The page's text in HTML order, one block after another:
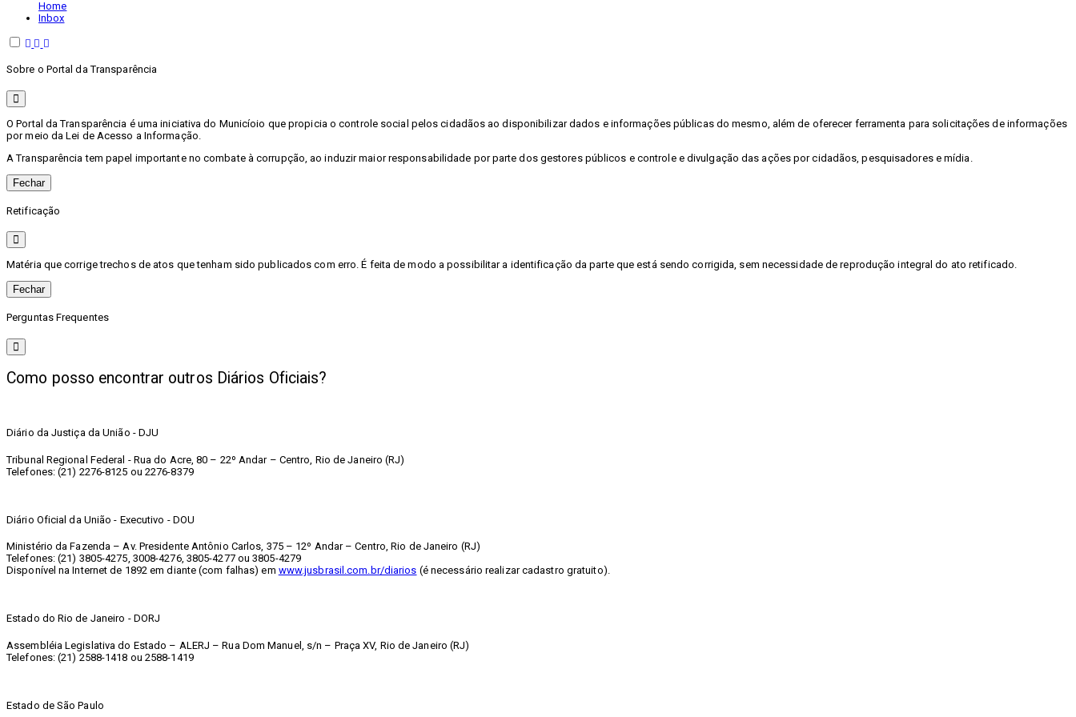
Home
Inbox
Sobre o Portal da Transparência
O Portal da Transparência é uma iniciativa do Municíoio que propicia o controle social pelos cidadãos ao disponibilizar dados e informações públicas do mesmo, além de oferecer ferramenta para solicitações de informações
por meio da Lei de Acesso a Informação.
A Transparência tem papel importante no combate à corrupção, ao induzir maior responsabilidade por parte dos gestores públicos e controle e divulgação das ações por cidadãos, pesquisadores e mídia.
Fechar
Retificação
Matéria que corrige trechos de atos que tenham sido publicados com erro. É feita de modo a possibilitar a identificação da parte que está sendo corrigida, sem necessidade de reprodução integral do ato retificado.
Fechar
Perguntas Frequentes
Como posso encontrar outros Diários Oficiais?
Diário da Justiça da União - DJU
Tribunal Regional Federal - Rua do Acre, 80 – 22º Andar – Centro, Rio de Janeiro (RJ)
Telefones: (21) 2276-8125 ou 2276-8379
Diário Oficial da União - Executivo - DOU
Ministério da Fazenda – Av. Presidente Antônio Carlos, 375 – 12º Andar – Centro, Rio de Janeiro (RJ)
Telefones: (21) 3805-4275, 3008-4276, 3805-4277 ou 3805-4279
Disponível na Internet de 1892 em diante (com falhas) em www.jusbrasil.com.br/diarios (é necessário realizar cadastro gratuito).
Estado do Rio de Janeiro - DORJ
Assembléia Legislativa do Estado – ALERJ – Rua Dom Manuel, s/n – Praça XV, Rio de Janeiro (RJ)
Telefones: (21) 2588-1418 ou 2588-1419
Estado de São Paulo